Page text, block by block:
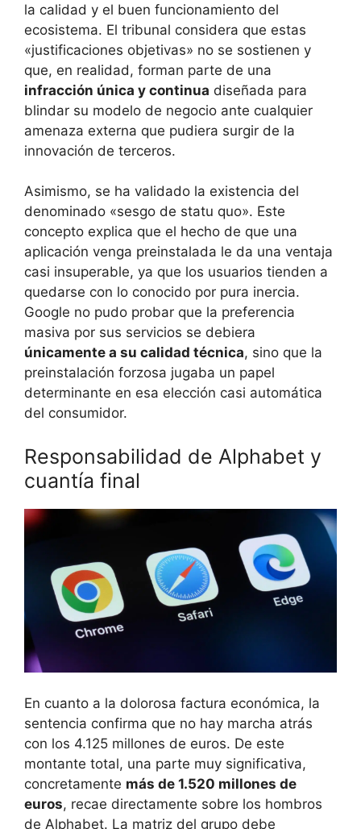
la calidad y el buen funcionamiento del
ecosistema. El tribunal considera que estas
«justificaciones objetivas» no se sostienen y
que, en realidad, forman parte de una
infracción única y continua diseñada para
blindar su modelo de negocio ante cualquier
amenaza externa que pudiera surgir de la
innovación de terceros.
Asimismo, se ha validado la existencia del
denominado «sesgo de statu quo». Este
concepto explica que el hecho de que una
aplicación venga preinstalada le da una ventaja
casi insuperable, ya que los usuarios tienden a
quedarse con lo conocido por pura inercia.
Google no pudo probar que la preferencia
masiva por sus servicios se debiera
únicamente a su calidad técnica, sino que la
preinstalación forzosa jugaba un papel
determinante en esa elección casi automática
del consumidor.
Responsabilidad de Alphabet y
cuantía final
En cuanto a la dolorosa factura económica, la
sentencia confirma que no hay marcha atrás
con los 4.125 millones de euros. De este
montante total, una parte muy significativa,
concretamente más de 1.520 millones de
euros, recae directamente sobre los hombros
de Alphabet. La matriz del grupo debe